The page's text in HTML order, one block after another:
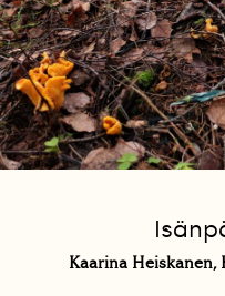
Kaarina Heiskanen,